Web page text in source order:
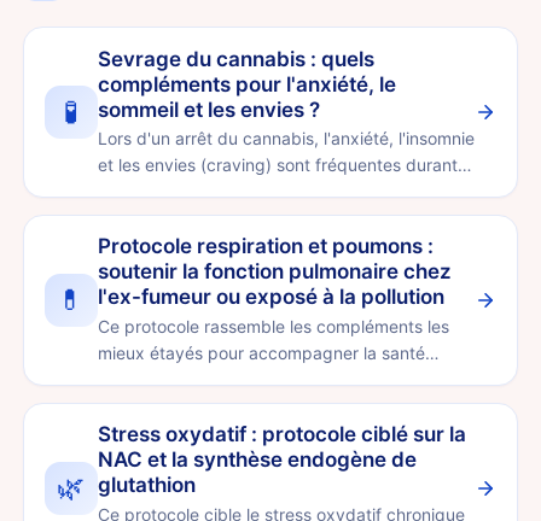
🧪
Sevrage du cannabis : quels
compléments pour l'anxiété, le
sommeil et les envies ?
Lors d'un arrêt du cannabis, l'anxiété, l'insomnie
et les envies (craving) sont fréquentes durant
💊
Protocole respiration et poumons :
soutenir la fonction pulmonaire chez
l'ex-fumeur ou exposé à la pollution
Ce protocole rassemble les compléments les
mieux étayés pour accompagner la santé
🌿
Stress oxydatif : protocole ciblé sur la
NAC et la synthèse endogène de
glutathion
Ce protocole cible le stress oxydatif chronique